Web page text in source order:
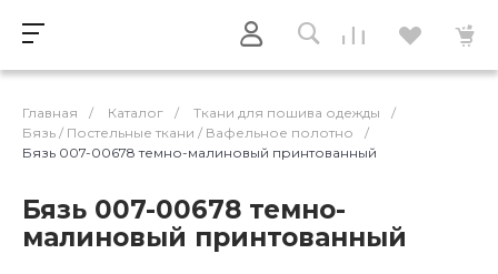
Главная / Каталог / Ткани для пошива одежды
/
Бязь / Постельные ткани / Вафельное полотно
/
Бязь 007-00678 темно-малиновый принтованный
Бязь 007-00678 темно-
малиновый принтованный